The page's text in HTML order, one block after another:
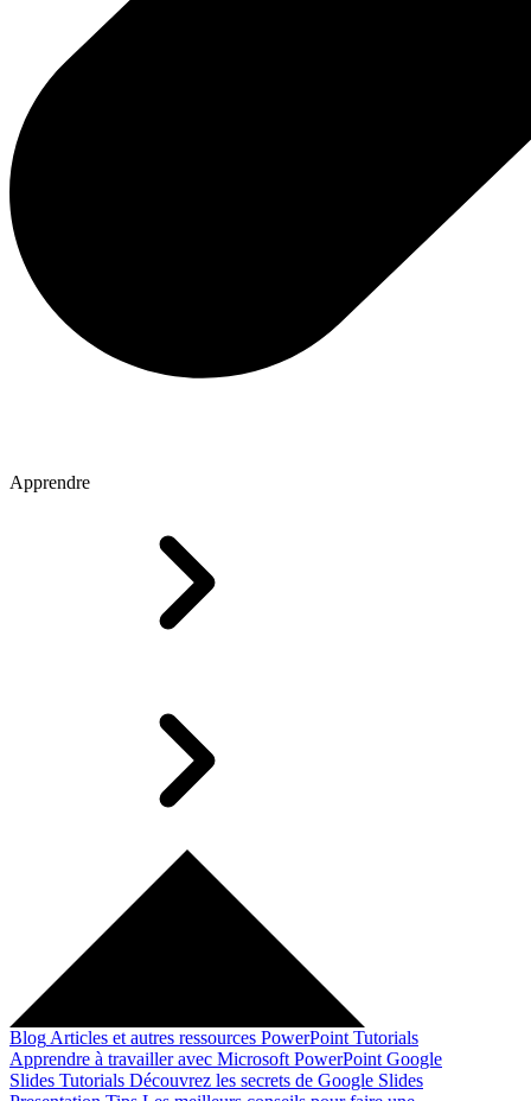
Apprendre
Blog Articles et autres ressources PowerPoint Tutorials
Apprendre à travailler avec Microsoft PowerPoint Google
Slides Tutorials Découvrez les secrets de Google Slides